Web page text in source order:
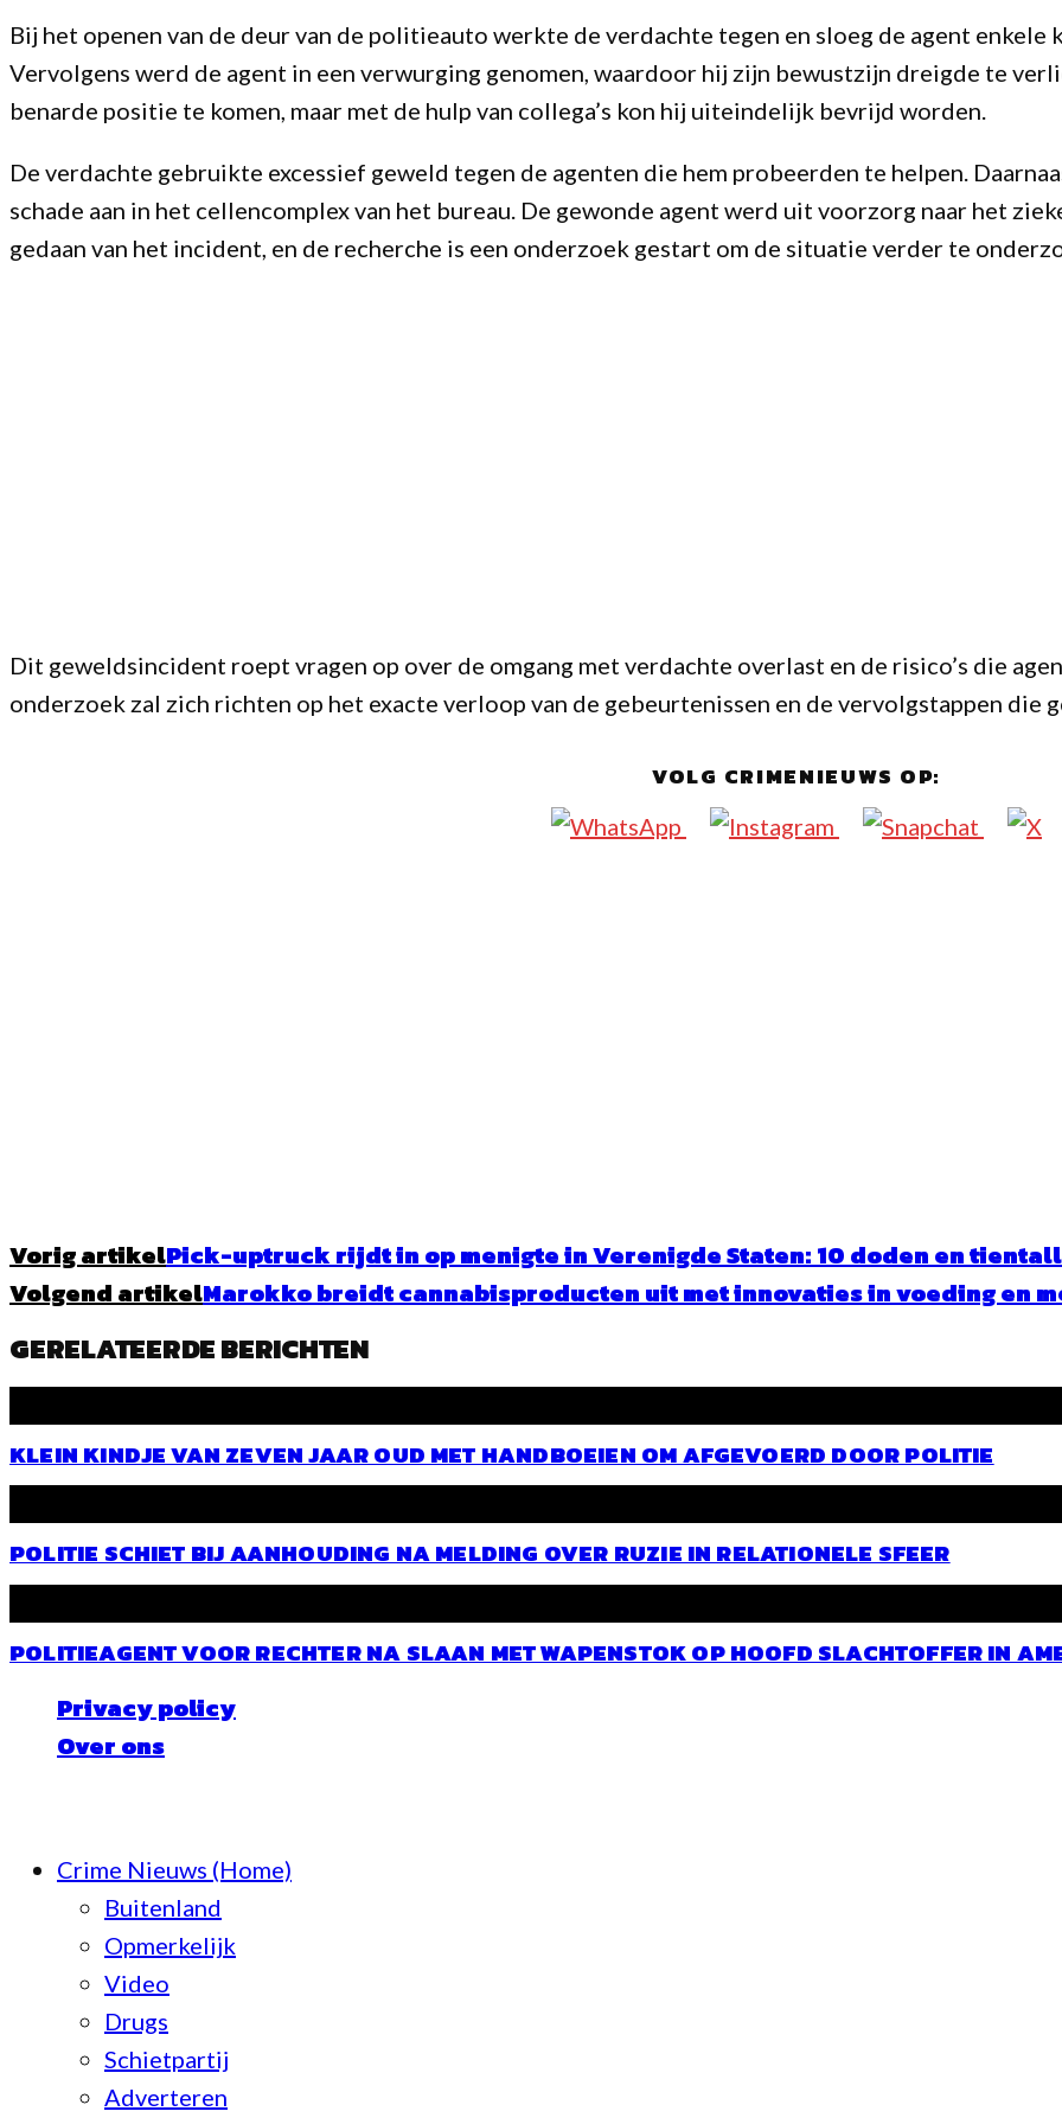
Bij het openen van de deur van de politieauto werkte de verdachte tegen en sloeg de agent enkele
Vervolgens werd de agent in een verwurging genomen, waardoor hij zijn bewustzijn dreigde te
benarde positie te komen, maar met de hulp van collega’s kon hij uiteindelijk bevrijd worden.
De verdachte gebruikte excessief geweld tegen de agenten die hem probeerden te helpen.
schade aan in het cellencomplex van het bureau. De gewonde agent werd uit voorzorg naar het
gedaan van het incident, en de recherche is een onderzoek gestart om de situatie verder te
Dit geweldsincident roept vragen op over de omgang met verdachte overlast en de risico’s die
onderzoek zal zich richten op het exacte verloop van de gebeurtenissen en de vervolgstappen die
VOLG CRIMENIEUWS OP:
Vorig artikelPick-uptruck rijdt in op menigte in Verenigde Staten: 10 doden en
Volgend artikelMarokko breidt cannabisproducten uit met innovaties in voeding en
GERELATEERDE BERICHTEN
KLEIN KINDJE VAN ZEVEN JAAR OUD MET HANDBOEIEN OM AFGEVOERD DOOR POLITIE
POLITIE SCHIET BIJ AANHOUDING NA MELDING OVER RUZIE IN RELATIONELE SFEER
POLITIEAGENT VOOR RECHTER NA SLAAN MET WAPENSTOK OP HOOFD SLACHTOFFER IN
Privacy policy
Over ons
Crime Nieuws (Home)
Buitenland
Opmerkelijk
Video
Drugs
Schietpartij
Adverteren